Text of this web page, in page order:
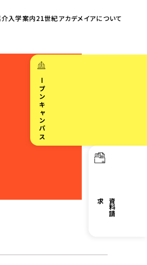
オープンキャンパス
資
料
請
求
入学案内21世紀アカデメイアについて